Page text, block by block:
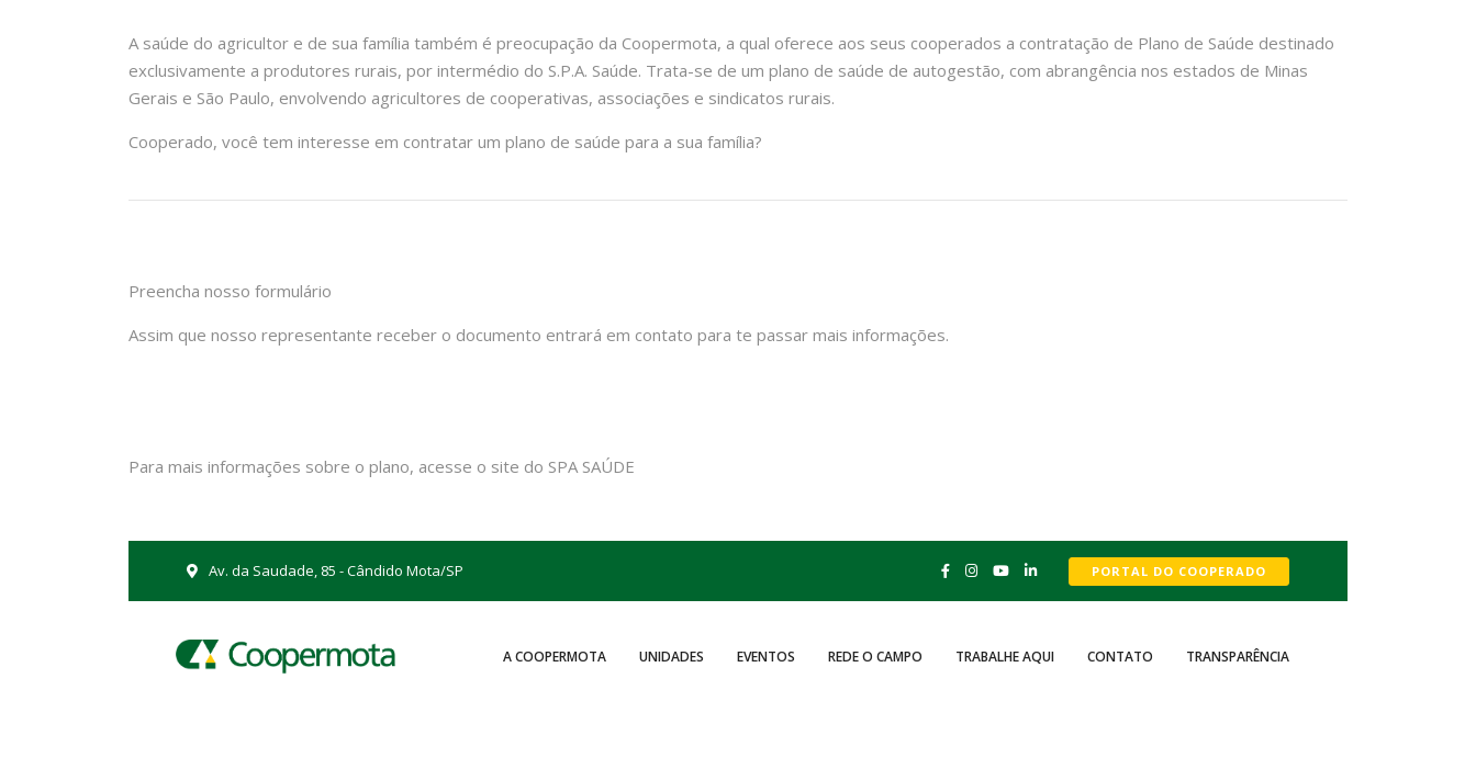
A saúde do agricultor e de sua família também é preocupação da Coopermota, a qual oferece aos seus cooperados a contratação de Plano de Saúde destinado
exclusivamente a produtores rurais, por intermédio do S.P.A. Saúde. Trata-se de um plano de saúde de autogestão, com abrangência nos estados de Minas
Gerais e São Paulo, envolvendo agricultores de cooperativas, associações e sindicatos rurais.
Cooperado, você tem interesse em contratar um plano de saúde para a sua família?
Preencha nosso formulário
Assim que nosso representante receber o documento entrará em contato para te passar mais informações.
Para mais informações sobre o plano, acesse o site do SPA SAÚDE